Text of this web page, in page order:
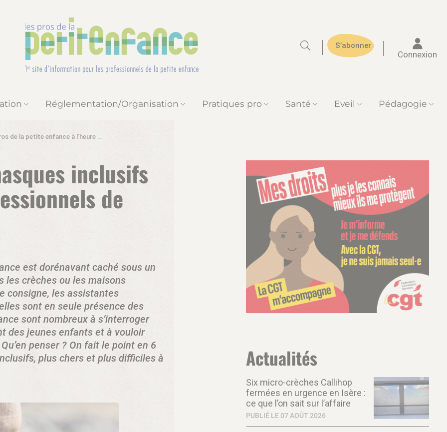
S’abonner
Connexion
Réglementation/Organisation Pratiques pro Santé Eveil Pédagogie
de la petite enfance à l'heure du coronavirus
inclusifs
de
est dorénavant caché sous un
les crèches ou les maisons
consigne, les assistantes
sont en seule présence des
sont nombreux à s’interroger
des jeunes enfants et à vouloir
penser ? On fait le point en 6
plus chers et plus difficiles à
Actualités
Six micro-crèches Callihop
fermées en urgence en Isère :
ce que l’on sait sur l’affaire
PUBLIÉ LE 07 AOÛT 2026